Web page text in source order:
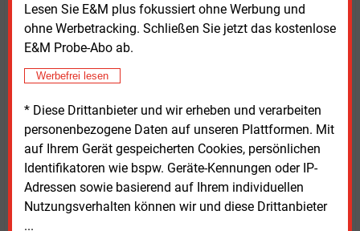
Lesen Sie E&M plus fokussiert ohne Werbung und
ohne Werbetracking. Schließen Sie jetzt das kostenlose
E&M Probe-Abo ab.
Werbefrei lesen
* Diese Drittanbieter und wir erheben und verarbeiten
personenbezogene Daten auf unseren Plattformen. Mit
auf Ihrem Gerät gespeicherten Cookies, persönlichen
Identifikatoren wie bspw. Geräte-Kennungen oder IP-
Adressen sowie basierend auf Ihrem individuellen
Nutzungsverhalten können wir und diese Drittanbieter
...
konsequente Benachteiligung des Ostens einen
Zusammenhang“, heißt es. Werde die
energiepolitische Planung auf diese Weise
umgesetzt, sei die Energiewende im Osten praktisch
Antwort darauf, wie sie ihrer Verantwortung gerecht
werden will, den vom politisch verordneten
Braunkohleausstieg betroffenen Regionen echte
Perspektiven und faire Chancen im Strukturwandel
zu bieten“, so die Betriebsräte.